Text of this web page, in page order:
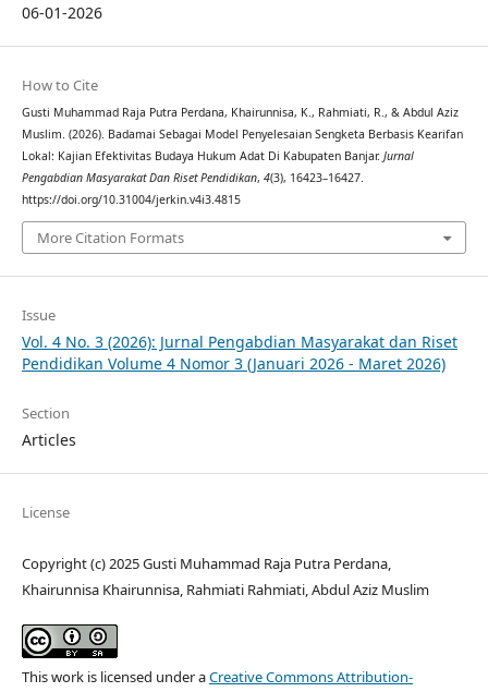
06-01-2026
How to Cite
Gusti Muhammad Raja Putra Perdana, Khairunnisa, K., Rahmiati, R., & Abdul Aziz
Muslim. (2026). Badamai Sebagai Model Penyelesaian Sengketa Berbasis Kearifan
Lokal: Kajian Efektivitas Budaya Hukum Adat Di Kabupaten Banjar. Jurnal
Pengabdian Masyarakat Dan Riset Pendidikan, 4(3), 16423–16427.
https://doi.org/10.31004/jerkin.v4i3.4815
More Citation Formats
Issue
Vol. 4 No. 3 (2026): Jurnal Pengabdian Masyarakat dan Riset
Pendidikan Volume 4 Nomor 3 (Januari 2026 - Maret 2026)
Section
Articles
License
Copyright (c) 2025 Gusti Muhammad Raja Putra Perdana,
Khairunnisa Khairunnisa, Rahmiati Rahmiati, Abdul Aziz Muslim
This work is licensed under aCreative Commons Attribution-